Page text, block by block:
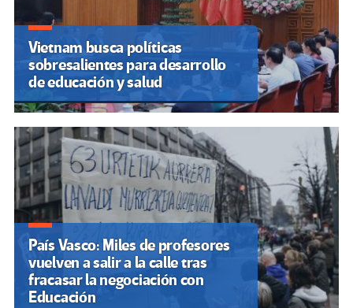
Vietnam busca políticas
sobresalientes para desarrollo
de educación y salud
País Vasco: Miles de profesores
vuelven a salir a la calle tras
fracasar la negociación con
Educación